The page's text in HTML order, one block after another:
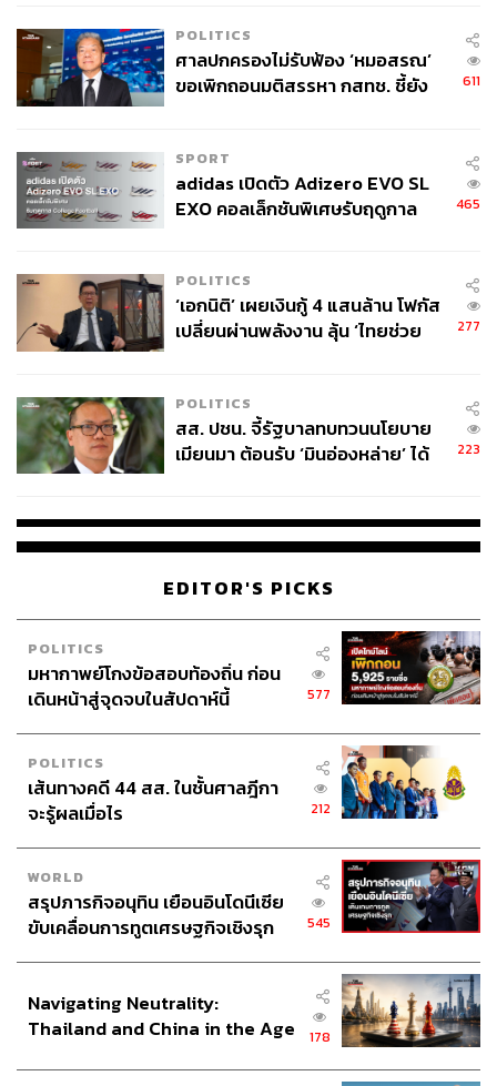
POLITICS
ศาลปกครองไม่รับฟ้อง ‘หมอสรณ’
ขอเพิกถอนมติสรรหา กสทช. ชี้ยัง
611
SPORT
adidas เปิดตัว Adizero EVO SL
EXO คอลเล็กชันพิเศษรับฤดูกาล
465
POLITICS
‘เอกนิติ’ เผยเงินกู้ 4 แสนล้าน โฟกัส
เปลี่ยนผ่านพลังงาน ลุ้น ‘ไทยช่วย
277
POLITICS
สส. ปชน. จี้รัฐบาลทบทวนนโยบาย
เมียนมา ต้อนรับ ‘มินอ่องหล่าย’ ได้
223
EDITOR'S PICKS
POLITICS
มหากาพย์โกงข้อสอบท้องถิ่น ก่อน
เดินหน้าสู่จุดจบในสัปดาห์นี้
577
POLITICS
เส้นทางคดี 44 สส. ในชั้นศาลฎีกา
จะรู้ผลเมื่อไร
212
WORLD
สรุปภารกิจอนุทิน เยือนอินโดนีเซีย
ขับเคลื่อนการทูตเศรษฐกิจเชิงรุก
545
Navigating Neutrality:
Thailand and China in the Age
178